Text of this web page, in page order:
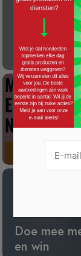
Gratis
100
Win een
Doe mee
en win